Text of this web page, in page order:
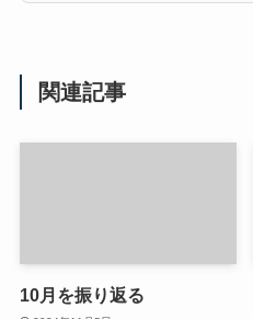
関連記事
10月を振り返る